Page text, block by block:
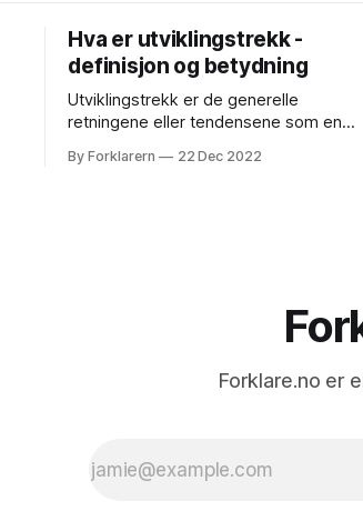
Hva er utviklingstrekk -
definisjon og betydning
Utviklingstrekk er de generelle
retningene eller tendensene som en
over tid. Det kan være både positive og
By Forklarern 22 Dec 2022
Forklare.no er